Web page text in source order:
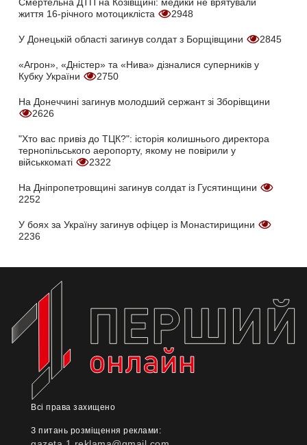
Смертельна ДТП на Козівщині: медики не врятували
життя 16-річного мотоцикліста
2948
У Донецькій області загинув солдат з Борщівщини 2845
«Агрон», «Дністер» та «Нива» дізналися суперників у
Кубку України
2750
На Донеччині загинув молодший сержант зі Зборівщини
2626
"Хто вас привіз до ТЦК?": історія колишнього директора
тернопільського аеропорту, якому не повірили у
військкоматі
2322
На Дніпропетровщині загинув солдат із Гусятинщини
2252
У боях за Україну загинув офіцер із Монастирищини
2236
Всі права захищено
З питань розміщення реклами: